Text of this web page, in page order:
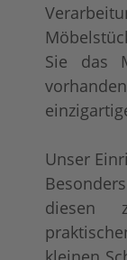
Sie das
Unser
diesen